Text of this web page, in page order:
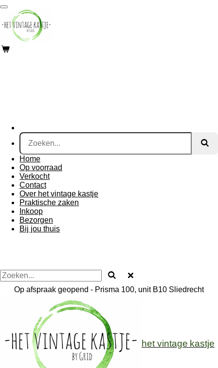
Ga
direct
naar
de
hoofdinhoud
Home
Op voorraad
Verkocht
Contact
Over het vintage kastje
Praktische zaken
Inkoop
Bezorgen
Bij jou thuis
Op afspraak geopend - Prisma 100, unit B10 Sliedrecht
het vintage kastje